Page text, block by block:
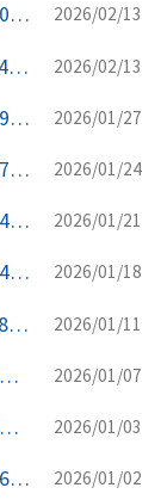
【GESP】C++五级练习题 luogu-P1102 A-B 数对 2026/02/13
【GESP】C++五级练习题 luogu-P2249 【深基13.例1】查找 2026/02/13
【GESP】C++五级练习题 luogu-P2696 慈善的约瑟夫 2026/01/27
【GESP】C++五级练习题 luogu-P12733 磨合 2026/01/24
【GESP】C++五级练习题 luogu-P2440 木材加工 2026/01/21
【GESP】C++五级练习题 luogu-P1843 奶牛晒衣服 2026/01/18
【GESP】C++五级练习题 luogu-P1182 数列分段 Section II 2026/01/11
【GESP】C++ 五级真题解析，[2025年12月，第十二次认证]第二题-相等序列 luogu-p14918 2026/01/07
【GESP】C++ 五级真题解析，[2025年12月，第十二次认证]第一题-数字移动 luogu-p14917 2026/01/03
【GESP】C++五级练习题 luogu-P1160 队列安排 2026/01/02